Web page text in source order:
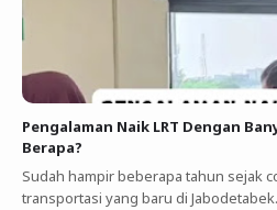
Pengalaman Naik LRT Dengan
Berapa?
Sudah hampir beberapa tahun sejak
transportasi yang baru di